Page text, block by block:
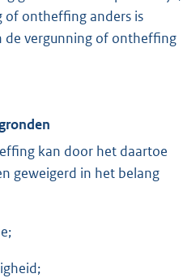
of ontheffing anders is
de vergunning of ontheffing
kan door het daartoe
geweigerd in het belang